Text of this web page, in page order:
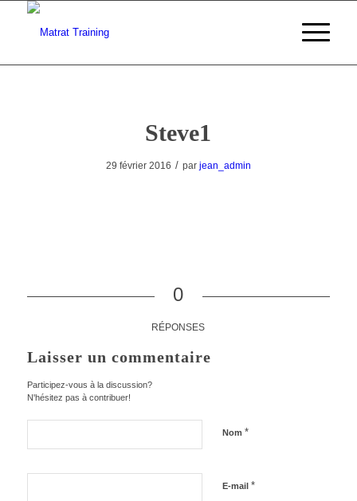
Steve1
29 février 2016 / par jean_admin
0
RÉPONSES
Laisser un commentaire
Participez-vous à la discussion?
N'hésitez pas à contribuer!
Nom *
E-mail *